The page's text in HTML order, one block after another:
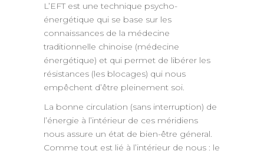
L’EFT est une technique psycho-
énergétique qui se base sur les
connaissances de la médecine
traditionnelle chinoise (médecine
énergétique) et qui permet de libérer les
résistances (les blocages) qui nous
empêchent d’être pleinement soi.
La bonne circulation (sans interruption) de
l’énergie à l’intérieur de ces méridiens
nous assure un état de bien-être géneral.
Comme tout est lié à l’intérieur de nous : le